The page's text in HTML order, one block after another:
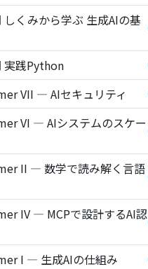
しくみから学ぶ 生成AIの基
実践Python
VII — AIセキュリティ
VI — AIシステムのスケー
II — 数学で読み解く言語
IV — MCPで設計するAI認
I — 生成AIの仕組み